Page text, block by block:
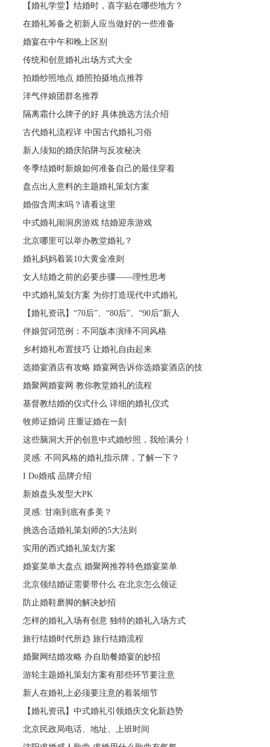
【婚礼学堂】结婚时，喜字贴在哪些地方？
在婚礼筹备之初新人应当做好的一些准备
婚宴在中午和晚上区别
传统和创意婚礼出场方式大全
拍婚纱照地点 婚照拍摄地点推荐
洋气伴娘团群名推荐
隔离霜什么牌子的好 具体挑选方法介绍
古代婚礼流程详 中国古代婚礼习俗
新人须知的婚庆陷阱与反攻秘决
冬季结婚时新娘如何准备自己的最佳穿着
盘点出人意料的主题婚礼策划方案
婚假含周末吗？请看这里
中式婚礼闹洞房游戏 结婚迎亲游戏
北京哪里可以举办教堂婚礼？
婚礼妈妈着装10大黄金准则
女人结婚之前的必要步骤——理性思考
中式婚礼策划方案 为你打造现代中式婚礼
【婚礼资讯】“70后”、“80后”、“90后”新人
伴娘贺词范例：不同版本演绎不同风格
乡村婚礼布置技巧 让婚礼自由起来
选婚宴酒店有攻略 婚宴网告诉你选婚宴酒店的技
婚聚网婚宴网 教你教堂婚礼的流程
基督教结婚的仪式什么 详细的婚礼仪式
牧师证婚词 庄重证婚在一刻
这些脑洞大开的创意中式婚纱照，我给满分！
灵感: 不同风格的婚礼指示牌，了解一下？
I Do婚戒 品牌介绍
新娘盘头发型大PK
灵感: 甘南到底有多美？
挑选合适婚礼策划师的5大法则
实用的西式婚礼策划方案
婚宴菜单大盘点 婚聚网推荐特色婚宴菜单
北京领结婚证需要带什么 在北京怎么领证
防止婚鞋磨脚的解决妙招
怎样的婚礼入场有创意 独特的婚礼入场方式
旅行结婚时代所趋 旅行结婚流程
婚聚网结婚攻略 办自助餐婚宴的妙招
游轮主题婚礼策划方案有那些环节要注意
新人在婚礼上必须要注意的着装细节
【婚礼资讯】中式婚礼引领婚庆文化新趋势
北京民政局电话、地址、上班时间